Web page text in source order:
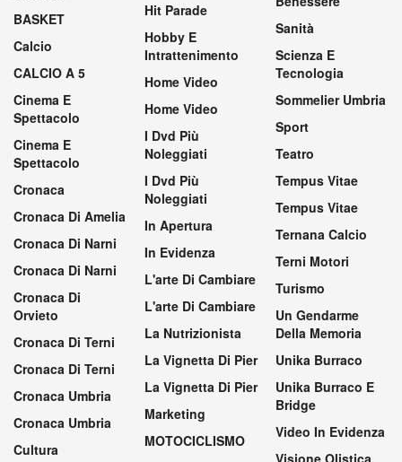
BASKET
Calcio
CALCIO A 5
Cinema E
Spettacolo
Cinema E
Spettacolo
Cronaca
Cronaca Di Amelia
Cronaca Di Narni
Cronaca Di Narni
Cronaca Di
Orvieto
Cronaca Di Terni
Cronaca Di Terni
Cronaca Umbria
Cronaca Umbria
Cultura
Hit Parade
Hobby E
Intrattenimento
Home Video
Home Video
I Dvd Più
Noleggiati
I Dvd Più
Noleggiati
In Apertura
In Evidenza
L'arte Di Cambiare
L'arte Di Cambiare
La Nutrizionista
La Vignetta Di Pier
La Vignetta Di Pier
Marketing
MOTOCICLISMO
Sanità
Scienza E
Tecnologia
Sommelier Umbria
Sport
Teatro
Tempus Vitae
Tempus Vitae
Ternana Calcio
Terni Motori
Turismo
Un Gendarme
Della Memoria
Unika Burraco
Unika Burraco E
Bridge
Video In Evidenza
Visione Olistica